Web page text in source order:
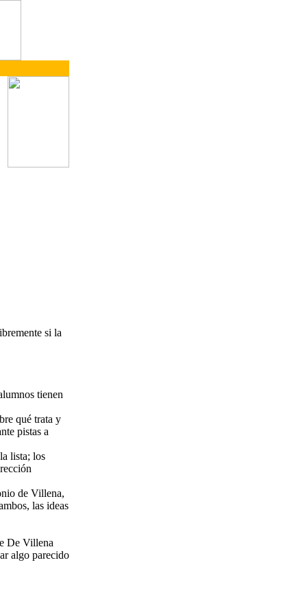
si la
tienen
qué trata y
pistas a
lista; los
de Villena,
las ideas
De Villena
algo parecido